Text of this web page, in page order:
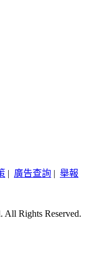
| 廣告查詢 | 舉報
All Rights Reserved.